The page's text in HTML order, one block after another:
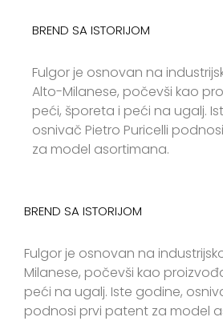
BREND SA ISTORIJOM
Fulgor je osnovan na
Alto-Milanese, počevši kao
peći, šporeta i peći na ugalj.
osnivač Pietro Puricelli
za model asortimana.
BREND SA ISTORIJOM
Fulgor je osnovan na
Milanese, počevši kao
peći na ugalj. Iste godine,
podnosi prvi patent za model